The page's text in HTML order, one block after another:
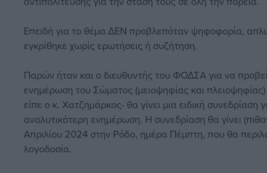
Επειδή για το θέμα ΔΕΝ προβλεπόταν ψηφοφορία,
εγκρίθηκε χωρίς ερωτήσεις ή συζήτηση.
Παρών ήταν και ο διευθυντής του ΦΟΔΣΑ για να
ενημέρωση του Σώματος (μειοψηφίας και
είπε ο κ. Χατζημάρκος- θα γίνει μια ειδική συνεδρίαση
αναλυτικότερη ενημέρωση. Η συνεδρίαση θα γίνει
Απριλίου 2024 στην Ρόδο, ημέρα Πέμπτη, που θα
λογοδοσία.